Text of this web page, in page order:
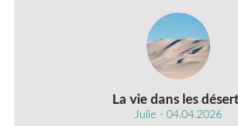
La vie dans les
Julie - 04.04.2026